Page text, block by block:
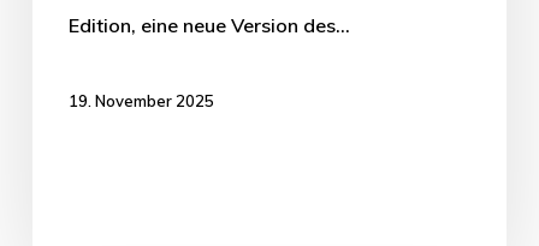
Edition, eine neue Version des…
19. November 2025